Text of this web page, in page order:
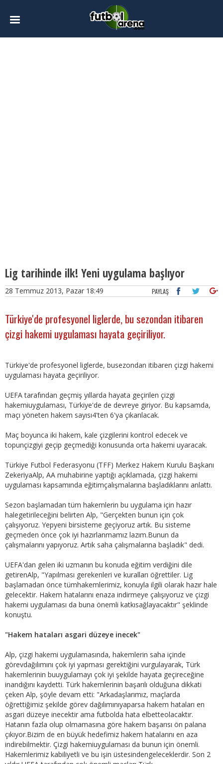
Lig tarihinde ilk! Yeni uygulama başlıyor
28 Temmuz 2013, Pazar 18:49 PAYLAŞ
Türkiye'de profesyonel liglerde, bu sezondan itibaren
çizgi hakemi uygulaması hayata geçiriliyor.
Türkiye'de profesyonel liglerde, busezondan itibaren çizgi hakemi
uygulaması hayata geçiriliyor.
UEFA tarafından geçmiş yıllarda hayata geçirilen çizgi
hakemiuygulaması, Türkiye'de de devreye giriyor. Bu kapsamda,
maçı yöneten hakem sayısı4'ten 6'ya çıkarılacak.
Maç boyunca iki hakem, kale çizgilerini kontrol edecek ve
topunçizgiyi geçip geçmediği konusunda orta hakemi uyaracak.
Türkiye Futbol Federasyonu (TFF) Merkez Hakem Kurulu Başkanı
ZekeriyaAlp, AA muhabirine yaptığı açıklamada, çizgi hakemi
uygulaması kapsamında eğitimçalışmalarına başladıklarını anlattı.
Sezon başlamadan tüm hakemlerin bu uygulama için hazır
halegetirileceğini belirten Alp, "Gerçekten bunun için çok
çalışıyoruz. Yepyeni birsisteme geçiyoruz artık. Bu sisteme
geçmeden önce çok iyi hazırlanmamız lazım.Bunun da
çalışmalarını yapıyoruz. Artık saha çalışmalarına başladık" dedi.
UEFA'dan gelen iki uzmanın bu konuda eğitim verdiğini dile
getirenAlp, "Yapılması gerekenleri ve kuralları öğrettiler. Lig
başlamadan önce tümhakemlerimiz, konuyla ilgili olarak hazır hale
gelecektir. Hakem hatalarını enaza indirmeye çalışıyoruz ve çizgi
hakemi uygulaması da buna önemli katkısağlayacaktır" şeklinde
konuştu.
"Hakem hataları asgari düzeye inecek"
Alp, çizgi hakemi uygulamasında, hakemlerin saha içinde
görevdağılımını çok iyi yapması gerektiğini vurgulayarak, Türk
hakemlerinin buuygulamayı çok iyi şekilde hayata geçireceğine
inandığını kaydetti. Türk hakemlerinin başarılı olduğuna dikkati
çeken Alp, şöyle devam etti: "Arkadaşlarımız, maçlarda
öğrettiğimiz şekilde görev dağılımınıyaparsa hakem hataları en
asgari düzeye inecektir ama futbolda hata elbetteolacaktır.
Hatanın fazla olup olmamasına göre hakem başarısı ön palana
çıkıyor.Bizim de en büyük hedefimiz hakem hatalarını en aza
indirebilmektir. Çizgi hakemiuygulaması da bunun için önemli.
Hakemlerimiz kabiliyetli ve bu işin üstesindengeleceklerdir. Son 2